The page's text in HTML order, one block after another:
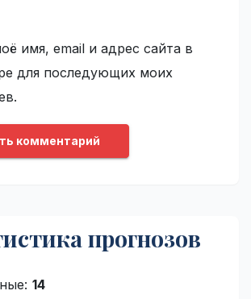
имя, email и адрес сайта в
для последующих моих
прогнозов
14